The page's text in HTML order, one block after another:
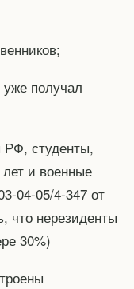
уже получал
РФ, студенты,
и военные
04-05/4-347 от
что нерезиденты
30%)